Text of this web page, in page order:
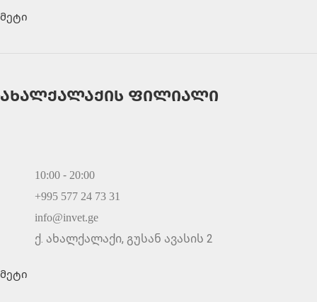
მეტი
ახალქალაქის ფილიალი
10:00 - 20:00
+995 577 24 73 31
info@invet.ge
ქ. ახალქალაქი, გუსან ავასის 2
მეტი